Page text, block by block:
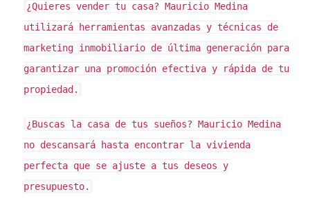
solicitud. Estas pueden ser personas que puedan dar
fe de tu carácter y responsabilidad como inquilino. Es
recomendable incluir tanto referencias personales
como laborales.
Entender los aspectos legales relacionados con el
alquiler es crucial para proteger tus derechos como
inquilino. Aquí te mostramos algunos puntos clave a
¿Quieres vender tu casa? Mauricio Medina
utilizará herramientas avanzadas y técnicas de
marketing inmobiliario de última generación para
garantizar una promoción efectiva y rápida de tu
propiedad.
¿Buscas la casa de tus sueños? Mauricio Medina
no descansará hasta encontrar la vivienda
perfecta que se ajuste a tus deseos y
presupuesto.